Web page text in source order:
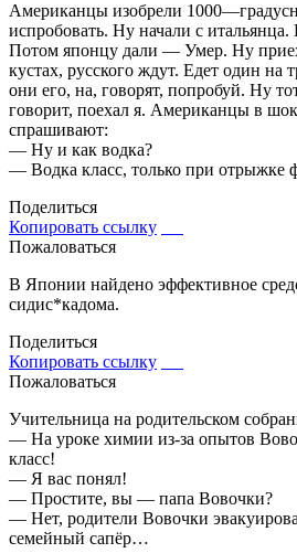
Американцы изобрели
испробовать. Ну начали с
Потом японцу дали — Умер. Ну
кустах, русского ждут. Едет один на
они его, на, говорят, попробуй. Ну
говорит, поехал я. Американцы в
спрашивают:
— Ну и как водка?
— Водка класс, только при отрыжке
Поделиться
Копировать ссылку
Пожаловаться
В Японии найдено эффективное
сидис*кадома.
Поделиться
Копировать ссылку
Пожаловаться
Учительница на родительском
— На уроке химии из-за опытов
класс!
— Я вас понял!
— Простите, вы — папа Вовочки?
— Нет, родители Вовочки
семейный сапёр…